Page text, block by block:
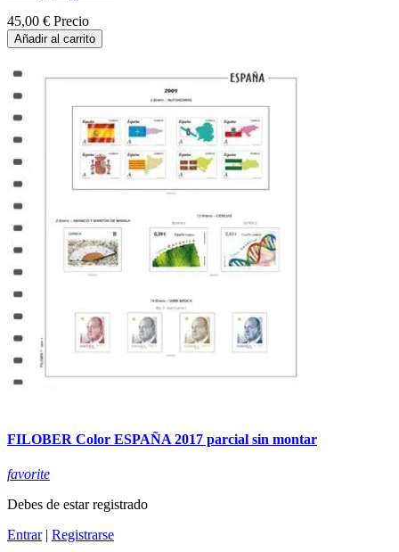
45,00 € Precio
Añadir al carrito
FILOBER Color ESPAÑA 2017 parcial sin montar
favorite
Debes de estar registrado
Entrar| Registrarse